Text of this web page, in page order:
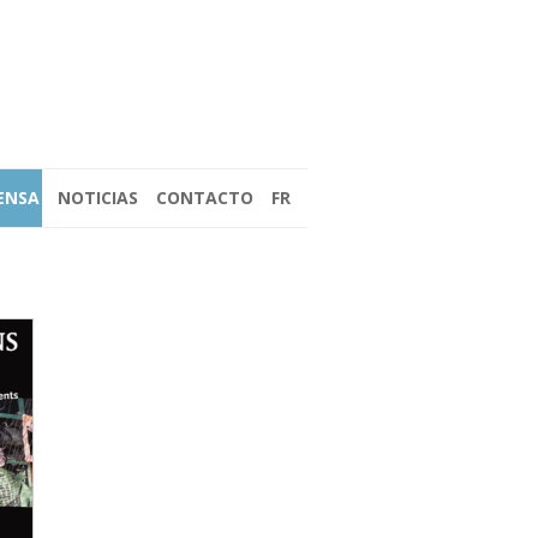
FAROS DE
NOTICIAS CONTACTO FR